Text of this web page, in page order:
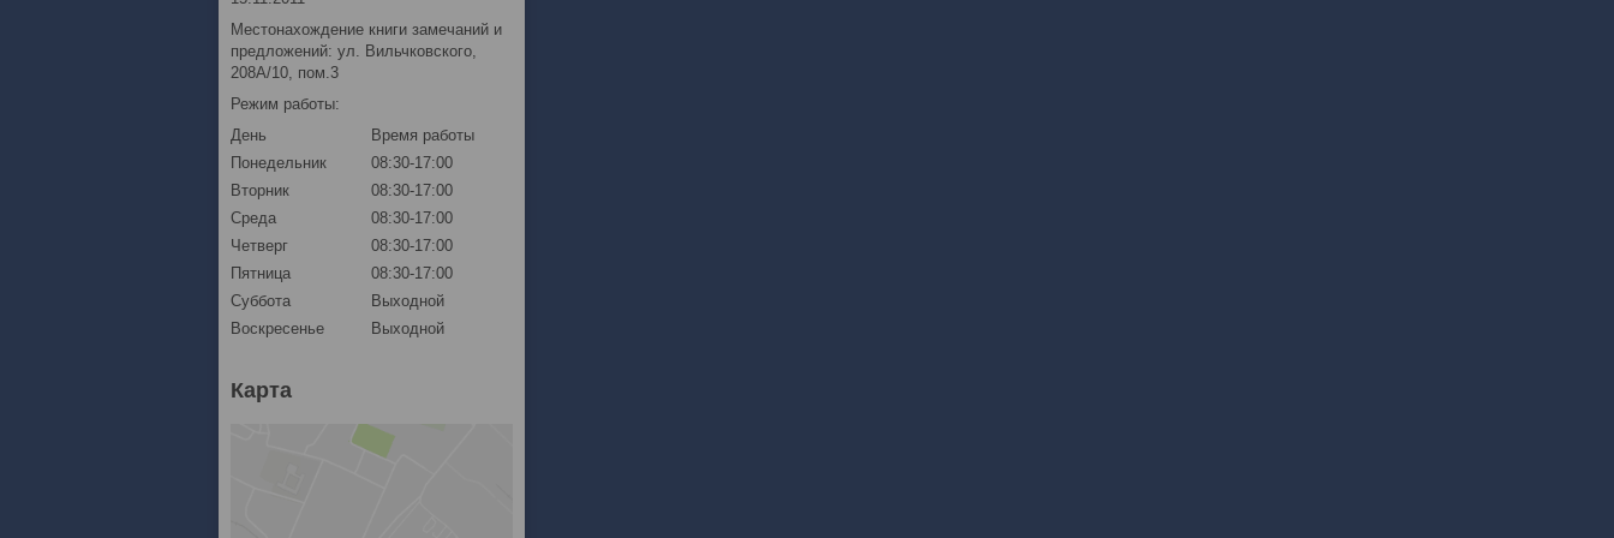
Местонахождение книги замечаний и
предложений: ул. Вильчковского,
208А/10, пом.3
Режим работы:
День
Время работы
Понедельник
08:30-17:00
Вторник
08:30-17:00
Среда
08:30-17:00
Четверг
08:30-17:00
Пятница
08:30-17:00
Суббота
Выходной
Воскресенье
Выходной
Карта